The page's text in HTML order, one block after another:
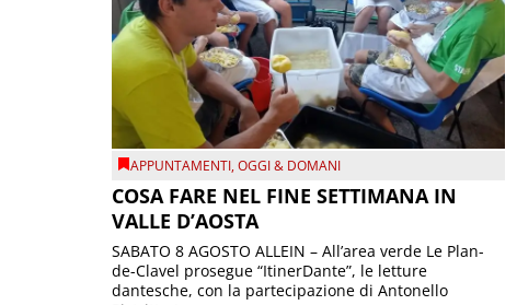
APPUNTAMENTI,OGGI & DOMANI
COSA FARE NEL FINE SETTIMANA IN
VALLE D’AOSTA
SABATO 8 AGOSTO ALLEIN – All’area verde Le Plan-
de-Clavel prosegue “ItinerDante”, le letture
dantesche, con la partecipazione di Antonello